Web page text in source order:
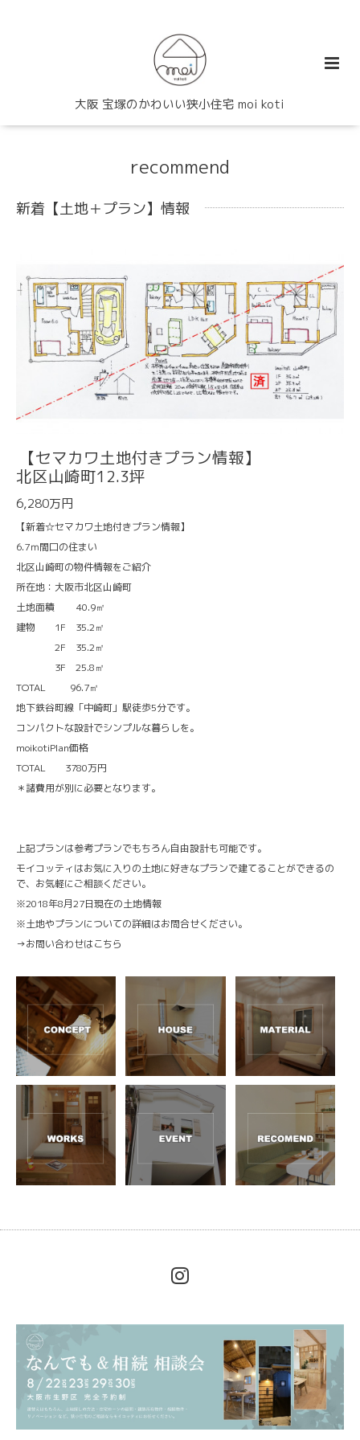
大阪 宝塚のかわいい狭小住宅 moi koti
recommend
新着【土地＋プラン】情報
【セマカワ土地付きプラン情報】
北区山崎町12.3坪
6,280万円
【新着☆セマカワ土地付きプラン情報】
6.7ｍ間口の住まい
北区山崎町の物件情報をご紹介
所在地：大阪市北区山崎町
土地面積 40.9㎡
建物 1F 35.2㎡
2F 35.2㎡
3F 25.8㎡
TOTAL 96.7㎡
地下鉄谷町線「中崎町」駅徒歩5分です。
コンパクトな設計でシンプルな暮らしを。
moikotiPlan価格
TOTAL 3780万円
＊諸費用が別に必要となります。
上記プランは参考プランでもちろん自由設計も可能です。
モイコッティはお気に入りの土地に好きなプランで建てることができるの
で、お気軽にご相談ください。
※2018年8月27日現在の土地情報
※土地やプランについての詳細はお問合せください。
→お問い合わせはこちら